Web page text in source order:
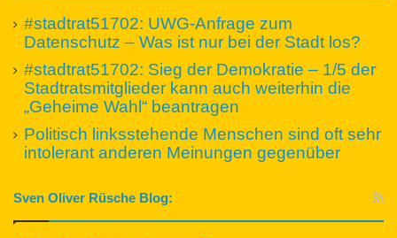
#stadtrat51702: UWG-Anfrage zum
Datenschutz – Was ist nur bei der Stadt los?
#stadtrat51702: Sieg der Demokratie – 1/5 der
Stadtratsmitglieder kann auch weiterhin die
„Geheime Wahl“ beantragen
Politisch linksstehende Menschen sind oft sehr
intolerant anderen Meinungen gegenüber
Sven Oliver Rüsche Blog: